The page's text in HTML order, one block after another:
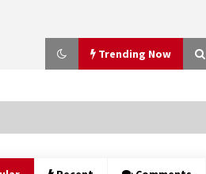
Trending Now